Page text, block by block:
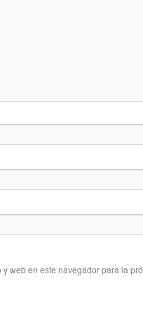
web en este navegador para la